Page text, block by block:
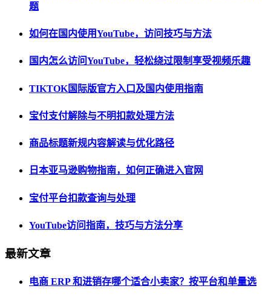
题
如何在国内使用YouTube，访问技巧与方法
国内怎么访问YouTube，轻松绕过限制享受视频乐趣
TIKTOK国际版官方入口及国内使用指南
宝付支付解除与不明扣款处理方法
商品标题新规内容解读与优化路径
日本亚马逊购物指南，如何正确进入官网
宝付平台扣款查询与处理
YouTube访问指南，技巧与方法分享
最新文章
电商 ERP 和进销存哪个适合小卖家？按平台和单量选